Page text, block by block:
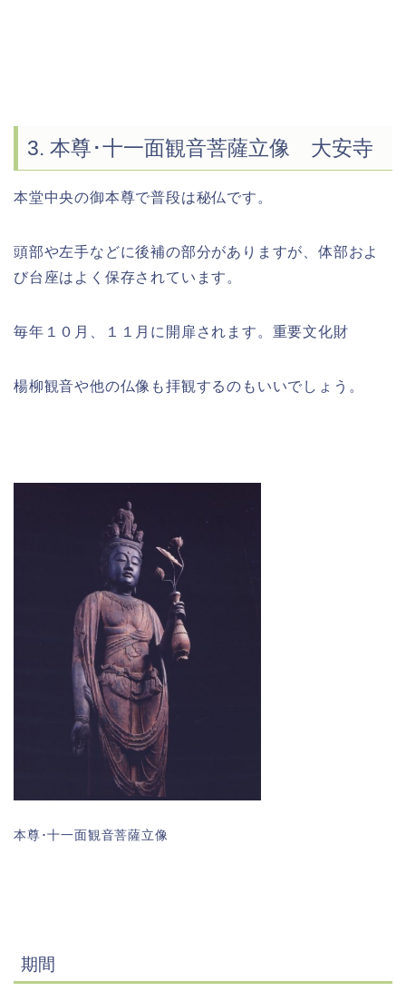
3. 本尊･十一面観音菩薩立像 大安寺
本堂中央の御本尊で普段は秘仏です。
頭部や左手などに後補の部分がありますが、体部およ
び台座はよく保存されています。
毎年１０月、１１月に開扉されます。重要文化財
楊柳観音や他の仏像も拝観するのもいいでしょう。
本尊･十一面観音菩薩立像
期間